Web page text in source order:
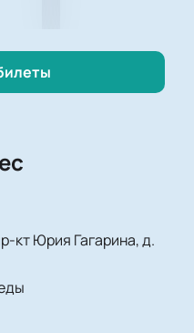
игроков на
кт Юрия Гагарина, д.